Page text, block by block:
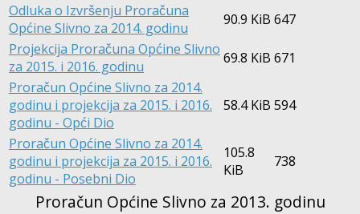
Odluka o Izvršenju Proračuna
Općine Slivno za 2014. godinu
90.9 KiB 647
Projekcija Proračuna Općine Slivno
za 2015. i 2016. godinu
69.8 KiB 671
Proračun Općine Slivno za 2014.
godinu i projekcija za 2015. i 2016.
godinu - Opći Dio
58.4 KiB 594
Proračun Općine Slivno za 2014.
godinu i projekcija za 2015. i 2016.
godinu - Posebni Dio
105.8
KiB
738
Proračun Općine Slivno za 2013. godinu